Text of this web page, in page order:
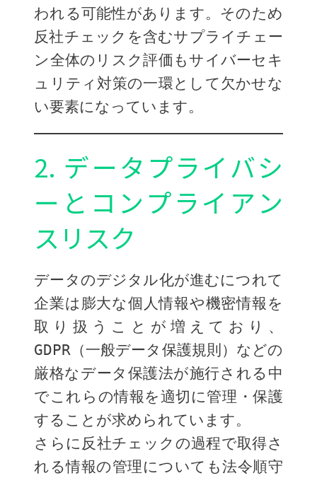
われる可能性があります。そのため
反社チェックを含むサプライチェー
ン全体のリスク評価もサイバーセキ
ュリティ対策の一環として欠かせな
い要素になっています。
2. データプライバシ
ーとコンプライアン
スリスク
データのデジタル化が進むにつれて
企業は膨大な個人情報や機密情報を
取り扱うことが増えており、
GDPR（一般データ保護規則）などの
厳格なデータ保護法が施行される中
でこれらの情報を適切に管理・保護
することが求められています。
さらに反社チェックの過程で取得さ
れる情報の管理についても法令順守